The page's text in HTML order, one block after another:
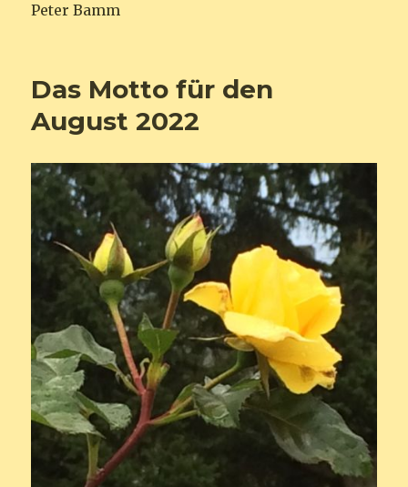
Peter Bamm
Das Motto für den
August 2022